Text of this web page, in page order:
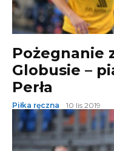
Pożegnanie
Globusie –
Perła
Piłka ręczna 10 lis 2019